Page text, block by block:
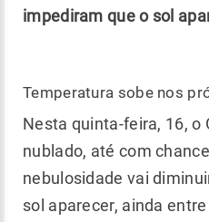
impediram que o sol
Temperatura sobe nos
Nesta quinta-feira, 16, o
nublado, até com
nebulosidade vai
sol aparecer, ainda